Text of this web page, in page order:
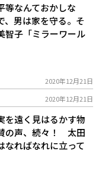
等なんておかしな
、男は家を守る。そ
子「ミラーワール
2020年12月21日
2020年12月21日
を遠く見はるかす物
の声、続々！ 太田
なればなれに立って